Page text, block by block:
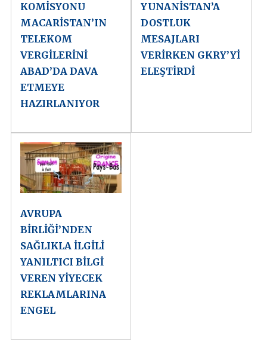
KOMİSYONU
MACARİSTAN’IN
TELEKOM
VERGİLERİNİ
ABAD’DA DAVA
ETMEYE
HAZIRLANIYOR
YUNANİSTAN’A
DOSTLUK
MESAJLARI
VERİRKEN GKRY’Yİ
ELEŞTİRDİ
AVRUPA
BİRLİĞİ’NDEN
SAĞLIKLA İLGİLİ
YANILTICI BİLGİ
VEREN YİYECEK
REKLAMLARINA
ENGEL